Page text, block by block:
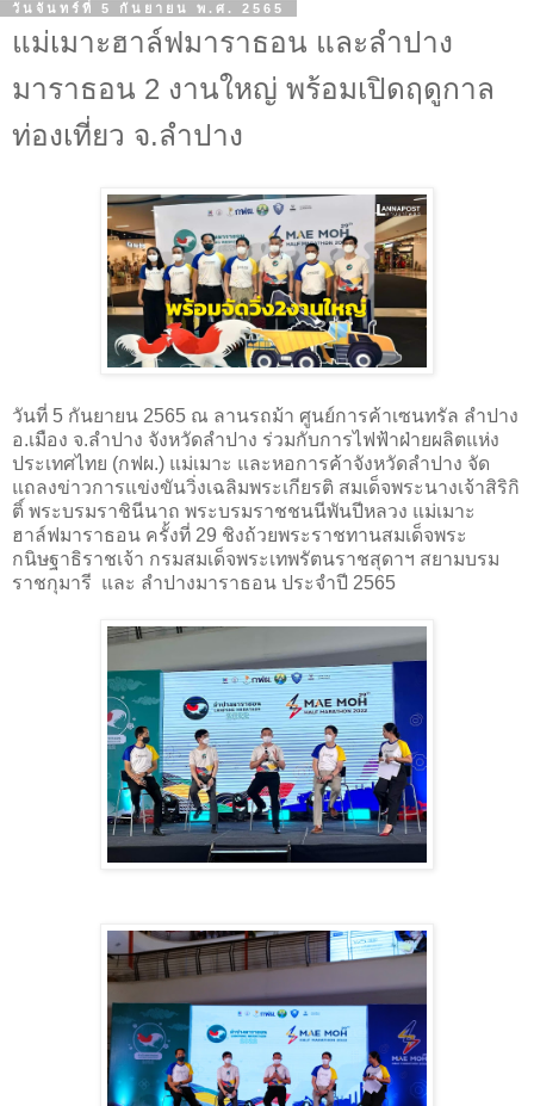
วันจันทร์ที่ 5 กันยายน พ.ศ. 2565
แม่เมาะฮาล์ฟมาราธอน และลำปาง
มาราธอน 2 งานใหญ่ พร้อมเปิดฤดูกาล
ท่องเที่ยว จ.ลำปาง
วันที่ 5 กันยายน 2565 ณ ลานรถม้า ศูนย์การค้าเซนทรัล ลำปาง
อ.เมือง จ.ลำปาง จังหวัดลำปาง ร่วมกับการไฟฟ้าฝ่ายผลิตแห่ง
ประเทศไทย (กฟผ.) แม่เมาะ และหอการค้าจังหวัดลำปาง จัด
แถลงข่าวการแข่งขันวิ่งเฉลิมพระเกียรติ สมเด็จพระนางเจ้าสิริกิ
ติ์ พระบรมราชินีนาถ พระบรมราชชนนีพันปีหลวง แม่เมาะ
ฮาล์ฟมาราธอน ครั้งที่ 29 ชิงถ้วยพระราชทานสมเด็จพระ
กนิษฐาธิราชเจ้า กรมสมเด็จพระเทพรัตนราชสุดาฯ สยามบรม
ราชกุมารี และ ลำปางมาราธอน ประจำปี 2565